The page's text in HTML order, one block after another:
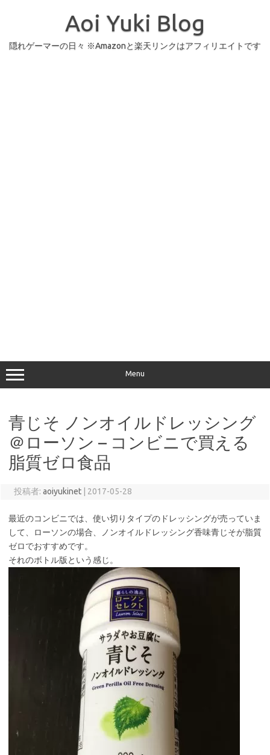
Aoi Yuki Blog
隠れゲーマーの日々 ※Amazonと楽天リンクはアフィリエイトです
Menu
青じそ ノンオイルドレッシング
＠ローソン – コンビニで買える
脂質ゼロ食品
投稿者: aoiyukinet 2017-05-28
最近のコンビニでは、使い切りタイプのドレッシングが売っていま
して、ローソンの場合、ノンオイルドレッシング香味青じそが脂質
ゼロでおすすめです。
それのボトル版という感じ。